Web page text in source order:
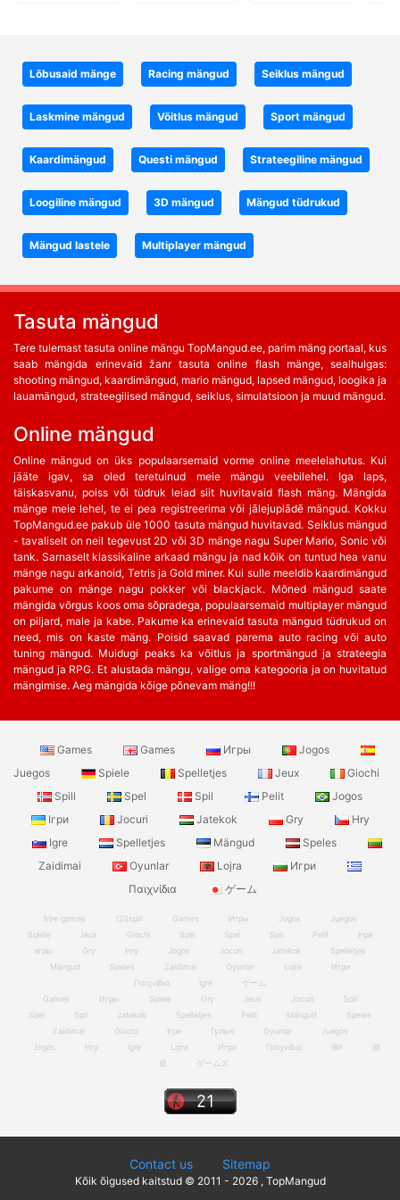
Lõbusaid mänge Racing mängud Seiklus mängud
Laskmine mängud Võitlus mängud Sport mängud
Kaardimängud Questi mängud Strateegiline mängud
Loogiline mängud 3D mängud Mängud tüdrukud
Mängud lastele Multiplayer mängud
Tasuta mängud
Tere tulemast tasuta online mängu TopMangud.ee, parim mäng portaal, kus
saab mängida erinevaid žanr tasuta online flash mänge, sealhulgas:
shooting mängud, kaardimängud, mario mängud, lapsed mängud, loogika ja
lauamängud, strateegilised mängud, seiklus, simulatsioon ja muud mängud.
Online mängud
Online mängud on üks populaarsemaid vorme online meelelahutus. Kui
jääte igav, sa oled teretulnud meie mängu veebilehel. Iga laps,
täiskasvanu, poiss või tüdruk leiad siit huvitavaid flash mäng. Mängida
mänge meie lehel, te ei pea registreerima või jālejuplādē mängud. Kokku
TopMangud.ee pakub üle 1000 tasuta mängud huvitavad. Seiklus mängud
- tavaliselt on neil tegevust 2D või 3D mänge nagu Super Mario, Sonic või
tank. Sarnaselt klassikaline arkaad mängu ja nad kõik on tuntud hea vanu
mänge nagu arkanoid, Tetris ja Gold miner. Kui sulle meeldib kaardimängud
pakume on mänge nagu pokker või blackjack. Mõned mängud saate
mängida võrgus koos oma sõpradega, populaarsemaid multiplayer mängud
on piljard, male ja kabe. Pakume ka erinevaid tasuta mängud tüdrukud on
need, mis on kaste mäng. Poisid saavad parema auto racing või auto
tuning mängud. Muidugi peaks ka võitlus ja sportmängud ja strateegia
mängud ja RPG. Et alustada mängu, valige oma kategooria ja on huvitatud
mängimise. Aeg mängida kõige põnevam mäng!!!
Games Games Игры
Jogos
Juegos
Spiele Spelletjes Jeux
Giochi
Spill
Spel Spil Pelit
Jogos
Ігри
Jocuri Jatekok Gry
Hry
Igre
Spelletjes Mängud
Speles
Zaidimai
Oyunlar Lojra
Игри
Παιχνίδια
ゲーム
free games 123spill Games Игры Jogos
Juegos
Spiele
Jeux Giochi Spill Spel Spil Pelit
Ігри
игры
Gry Hry Jogos Jocuri Jatekok
Spelletjes
Mängud
Speles Zaidimai Oyunlar Lojra
Игри
Παιχνίδια
Igre
ゲーム
Games
Игры Spiele Gry Jeux Jocuri
Spill
Spel
Spil Jatekok Spelletjes Pelit Mängud
Speles
Zaidimai
Giochi Ігри Гульні Oyunlar
Juegos
Jogos
Hry Igre Lojra Игри Παιχνίδια खेल
游
戏
ゲームズ
Contact us Sitemap
Kõik õigused kaitstud © 2011 - 2026 , TopMangud